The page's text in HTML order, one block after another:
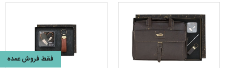
فقط فروش عمده